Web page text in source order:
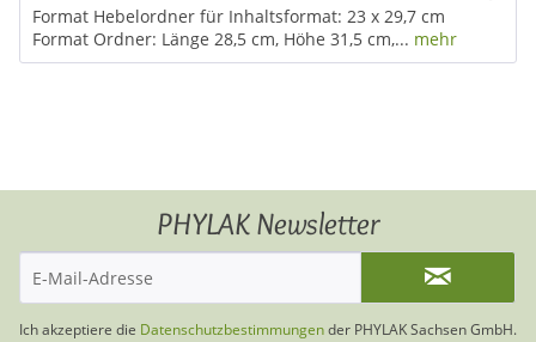
Format Hebelordner für Inhaltsformat: 23 x 29,7 cm
Format Ordner: Länge 28,5 cm, Höhe 31,5 cm,... mehr
PHYLAK Newsletter
Ich akzeptiere die Datenschutzbestimmungender PHYLAK Sachsen GmbH.